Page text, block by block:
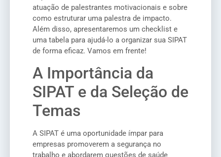
atuação de palestrantes motivacionais e sobre
como estruturar uma palestra de impacto.
Além disso, apresentaremos um checklist e
uma tabela para ajudá-lo a organizar sua SIPAT
de forma eficaz. Vamos em frente!
A Importância da
SIPAT e da Seleção de
Temas
A SIPAT é uma oportunidade ímpar para
empresas promoverem a segurança no
trabalho e abordarem questões de saúde